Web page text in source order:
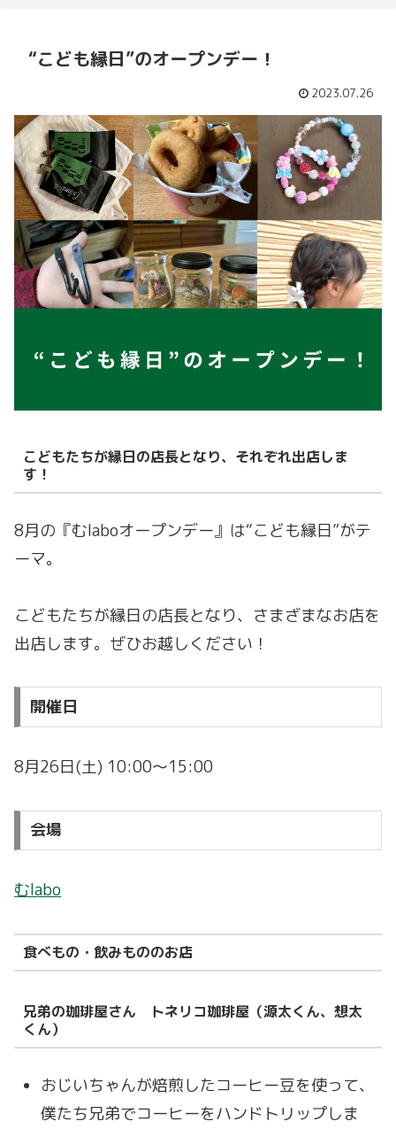
“こども縁日”のオープンデー！
2023.07.26
こどもたちが縁日の店長となり、それぞれ出店しま
す！
8月の『むlaboオープンデー』は“こども縁日”がテ
ーマ。
こどもたちが縁日の店長となり、さまざまなお店を
出店します。ぜひお越しください！
開催日
8月26日(土) 10:00～15:00
会場
むlabo
食べもの・飲みもののお店
兄弟の珈琲屋さん トネリコ珈琲屋（源太くん、想太
くん）
おじいちゃんが焙煎したコーヒー豆を使って、
僕たち兄弟でコーヒーをハンドトリップしま